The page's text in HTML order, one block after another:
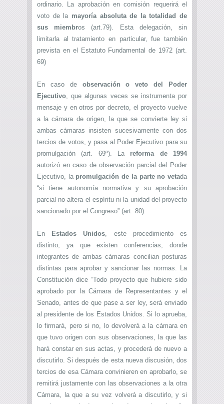
ordinario. La aprobación en comisión requerirá el
voto de la mayoría absoluta de la totalidad de
sus miembros (art.79). Esta delegación, sin
limitarla al tratamiento en particular, fue también
prevista en el Estatuto Fundamental de 1972 (art.
69)
En caso de observación o veto del Poder
Ejecutivo , que algunas veces se instrumenta por
mensaje y en otros por decreto, el proyecto vuelve
a la cámara de origen, la que se convierte ley si
ambas cámaras insisten sucesivamente con dos
tercios de votos, y pasa al Poder Ejecutivo para su
promulgación (art. 69º). La reforma de 1994
autorizó en caso de observación parcial del Poder
Ejecutivo, la promulgación de la parte no vetada
“si tiene autonomía normativa y su aprobación
parcial no altera el espíritu ni la unidad del proyecto
sancionado por el Congreso” (art. 80).
En Estados Unidos , este procedimiento es
distinto, ya que existen conferencias, donde
integrantes de ambas cámaras concilian posturas
distintas para aprobar y sancionar las normas. La
Constitución dice “Todo proyecto que hubiere sido
aprobado por la Cámara de Representantes y el
Senado, antes de que pase a ser ley, será enviado
al presidente de los Estados Unidos. Si lo aprueba,
lo firmará, pero si no, lo devolverá a la cámara en
que tuvo origen con sus observaciones, la que las
hará constar en sus actas, y procederá de nuevo a
discutirlo. Si después de esta nueva discusión, dos
tercios de esa Cámara convinieren en aprobarlo, se
remitirá justamente con las observaciones a la otra
Cámara, la que a su vez volverá a discutirlo, y si